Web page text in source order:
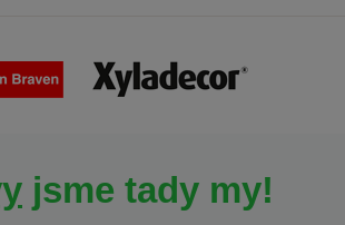
jsme tady my!